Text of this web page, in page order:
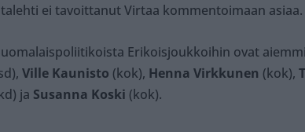
ei tavoittanut Virtaa kommentoimaan asiaa.
Erikoisjoukkoihin ovat
Ville Kaunisto (kok), Henna Virkkunen (kok),
ja Susanna Koski (kok).